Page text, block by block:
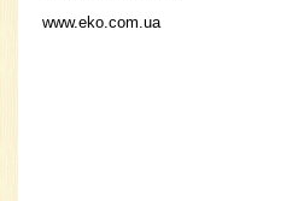
www.eko.com.ua